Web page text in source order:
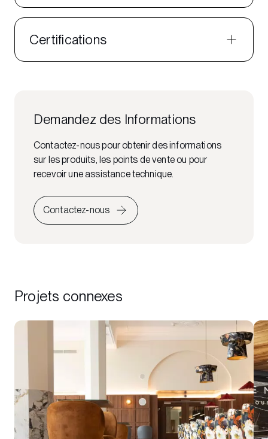
Certifications
Demandez des Informations
Contactez-nous pour obtenir des informations
sur les produits, les points de vente ou pour
recevoir une assistance technique.
Contactez-nous
Projets connexes